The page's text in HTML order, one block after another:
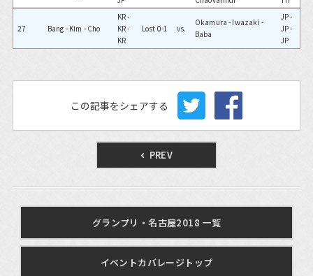
27 Bang - Kim - Cho
KR -
KR -
KR
Lost 0-1 vs.
Okamura - Iwazaki -
Baba
JP -
JP -
JP
この記事をシェアする
PREV
グランプリ・名古屋2018 一覧
イベントカバレージトップ